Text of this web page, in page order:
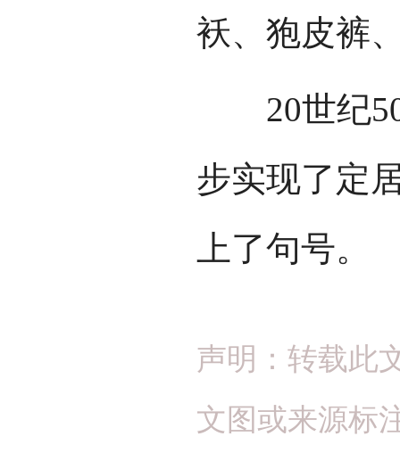
袄、狍皮裤
20世纪50
步实现了定
上了句号。
声明：转载此
文图或来源标